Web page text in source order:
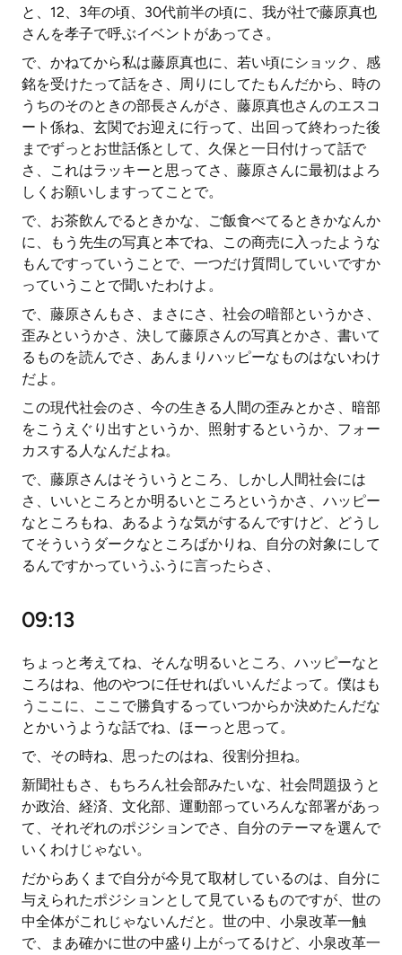
と、12、3年の頃、30代前半の頃に、我が社で藤原真也
さんを孝子で呼ぶイベントがあってさ。
で、かねてから私は藤原真也に、若い頃にショック、感
銘を受けたって話をさ、周りにしてたもんだから、時の
うちのそのときの部長さんがさ、藤原真也さんのエスコ
ート係ね、玄関でお迎えに行って、出回って終わった後
までずっとお世話係として、久保と一日付けって話で
さ、これはラッキーと思ってさ、藤原さんに最初はよろ
しくお願いしますってことで。
で、お茶飲んでるときかな、ご飯食べてるときかなんか
に、もう先生の写真と本でね、この商売に入ったような
もんですっていうことで、一つだけ質問していいですか
っていうことで聞いたわけよ。
で、藤原さんもさ、まさにさ、社会の暗部というかさ、
歪みというかさ、決して藤原さんの写真とかさ、書いて
るものを読んでさ、あんまりハッピーなものはないわけ
だよ。
この現代社会のさ、今の生きる人間の歪みとかさ、暗部
をこうえぐり出すというか、照射するというか、フォー
カスする人なんだよね。
で、藤原さんはそういうところ、しかし人間社会には
さ、いいところとか明るいところというかさ、ハッピー
なところもね、あるような気がするんですけど、どうし
てそういうダークなところばかりね、自分の対象にして
るんですかっていうふうに言ったらさ、
09:13
ちょっと考えてね、そんな明るいところ、ハッピーなと
ころはね、他のやつに任せればいいんだよって。僕はも
うここに、ここで勝負するっていつからか決めたんだな
とかいうような話でね、ほーっと思って。
で、その時ね、思ったのはね、役割分担ね。
新聞社もさ、もちろん社会部みたいな、社会問題扱うと
か政治、経済、文化部、運動部っていろんな部署があっ
て、それぞれのポジションでさ、自分のテーマを選んで
いくわけじゃない。
だからあくまで自分が今見て取材しているのは、自分に
与えられたポジションとして見ているものですが、世の
中全体がこれじゃないんだと。世の中、小泉改革一触
で、まあ確かに世の中盛り上がってるけど、小泉改革一